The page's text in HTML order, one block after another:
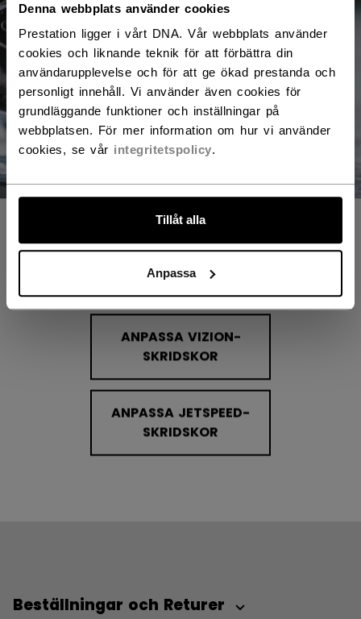
Denna webbplats använder cookies
Prestation ligger i vårt DNA. Vår webbplats använder
cookies och liknande teknik för att förbättra din
användarupplevelse och för att ge ökad prestanda och
personligt innehåll. Vi använder även cookies för
grundläggande funktioner och inställningar på
webbplatsen. För mer information om hur vi använder
cookies, se vår integritetspolicy.
Tillåt alla
Anpassa
ANPASSA VIZION-
SKRIDSKOR
ANPASSA JETSPEED-
SKRIDSKOR
Beställningar och Returer
GERMANY - ENGLISH
DEUTSCHLAND - DEUTSCH
NORWAY - ENGLISH
NORGE - NORSK